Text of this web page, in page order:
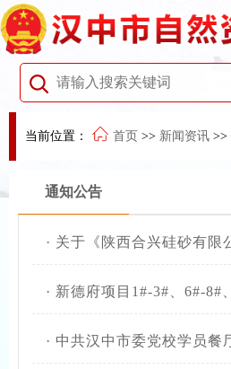
当前位置： 首页 >> 新闻资讯 >>
通知公告
· 关于《陕西合兴硅砂有限公司城固县老庄镇潮汐河石英矿
· 新德府项目1#-3#、6#-8#、10#、S2楼地
· 中共汉中市委党校学员餐厅改扩建工